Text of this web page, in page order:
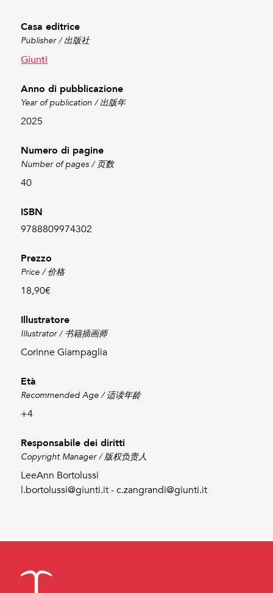
Casa editrice
Publisher / 出版社
Giunti
Anno di pubblicazione
Year of publication / 出版年
2025
Numero di pagine
Number of pages / 页数
40
ISBN
9788809974302
Prezzo
Price / 价格
18,90€
Illustratore
Illustrator / 书籍插画师
Corinne Giampaglia
Età
Recommended Age / 适读年龄
+4
Responsabile dei diritti
Copyright Manager / 版权负责人
LeeAnn Bortolussi
l.bortolussi@giunti.it - c.zangrandi@giunti.it